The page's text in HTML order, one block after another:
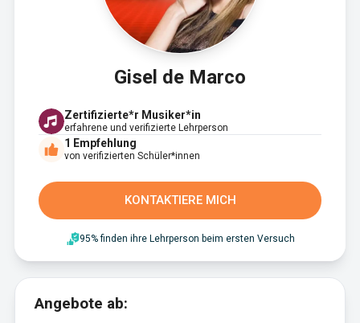
Gisel de Marco
Zertifizierte*r Musiker*in
erfahrene und verifizierte Lehrperson
1 Empfehlung
von verifizierten Schüler*innen
KONTAKTIERE MICH
95% finden ihre Lehrperson beim ersten Versuch
Angebote ab: